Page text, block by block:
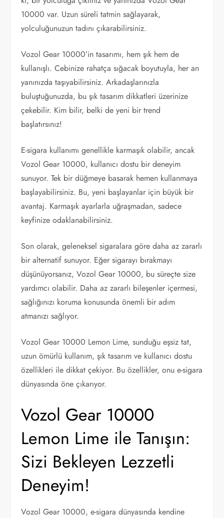
10000 var. Uzun süreli tatmin sağlayarak,
yolculuğunuzun tadını çıkarabilirsiniz.
Vozol Gear 10000’in tasarımı, hem şık hem de
kullanışlı. Cebinize rahatça sığacak boyutuyla, her an
yanınızda taşıyabilirsiniz. Arkadaşlarınızla
buluştuğunuzda, bu şık tasarım dikkatleri üzerinize
çekebilir. Kim bilir, belki de yeni bir trend
başlatırsınız!
E-sigara kullanımı genellikle karmaşık olabilir, ancak
Vozol Gear 10000, kullanıcı dostu bir deneyim
sunuyor. Tek bir düğmeye basarak hemen kullanmaya
başlayabilirsiniz. Bu, yeni başlayanlar için büyük bir
avantaj. Karmaşık ayarlarla uğraşmadan, sadece
keyfinize odaklanabilirsiniz.
Son olarak, geleneksel sigaralara göre daha az zararlı
bir alternatif sunuyor. Eğer sigarayı bırakmayı
düşünüyorsanız, Vozol Gear 10000, bu süreçte size
yardımcı olabilir. Daha az zararlı bileşenler içermesi,
sağlığınızı koruma konusunda önemli bir adım
atmanızı sağlıyor.
Vozol Gear 10000 Lemon Lime, sunduğu eşsiz tat,
uzun ömürlü kullanım, şık tasarım ve kullanıcı dostu
özellikleri ile dikkat çekiyor. Bu özellikler, onu e-sigara
dünyasında öne çıkarıyor.
Vozol Gear 10000
Lemon Lime ile Tanışın:
Sizi Bekleyen Lezzetli
Deneyim!
Vozol Gear 10000, e-sigara dünyasında kendine